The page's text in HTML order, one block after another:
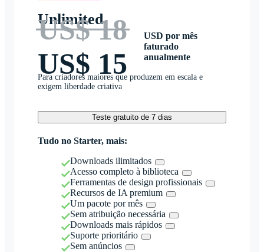
Unlimited
US$ 18
US$ 15
USD por mês
faturado
anualmente
Para criadores maiores que produzem em escala e
exigem liberdade criativa
Teste gratuito de 7 dias
Tudo no Starter, mais:
Downloads ilimitados
Acesso completo à biblioteca
Ferramentas de design profissionais
Recursos de IA premium
Um pacote por mês
Sem atribuição necessária
Downloads mais rápidos
Suporte prioritário
Sem anúncios